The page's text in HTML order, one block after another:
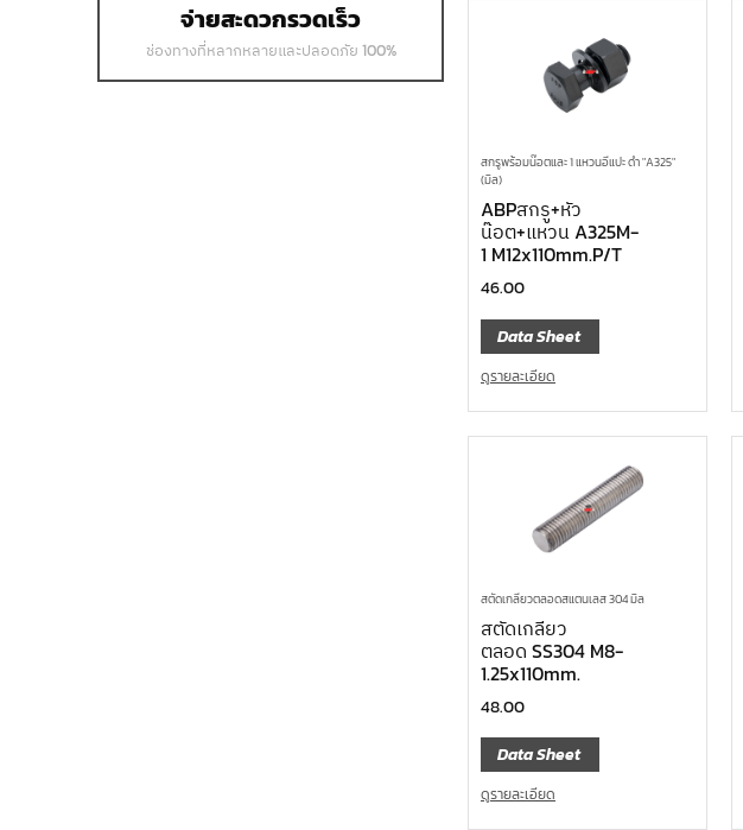
จ่ายสะดวกรวดเร็ว
ช่องทางที่หลากหลายและปลอดภัย 100%
สกรูพร้อมน๊อตและ 1 แหวนอีแปะ ดำ "A325"
(มิล)
ABPสกรู+หัว
น๊อต+แหวน A325M-
1 M12x110mm.P/T
46.00
Data Sheet
ดูรายละเอียด
สตัดเกลียวตลอดสแตนเลส 304 มิล
สตัดเกลียว
ตลอด SS304 M8-
1.25x110mm.
48.00
Data Sheet
ดูรายละเอียด